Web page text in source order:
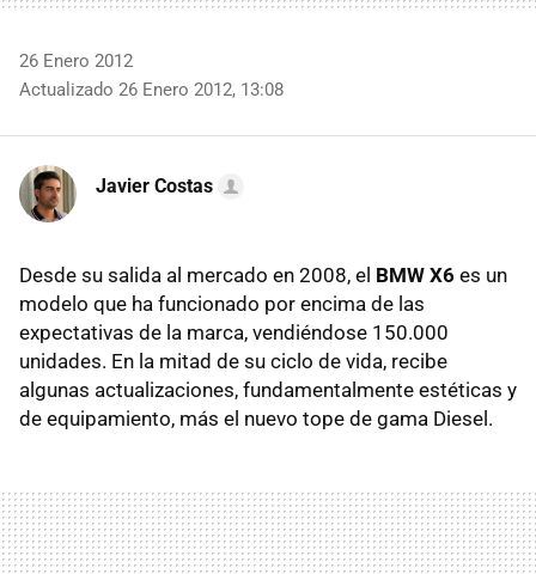
26 Enero 2012
Actualizado 26 Enero 2012, 13:08
Javier Costas
Desde su salida al mercado en 2008, el BMW X6 es un
modelo que ha funcionado por encima de las
expectativas de la marca, vendiéndose 150.000
unidades. En la mitad de su ciclo de vida, recibe
algunas actualizaciones, fundamentalmente estéticas y
de equipamiento, más el nuevo tope de gama Diesel.